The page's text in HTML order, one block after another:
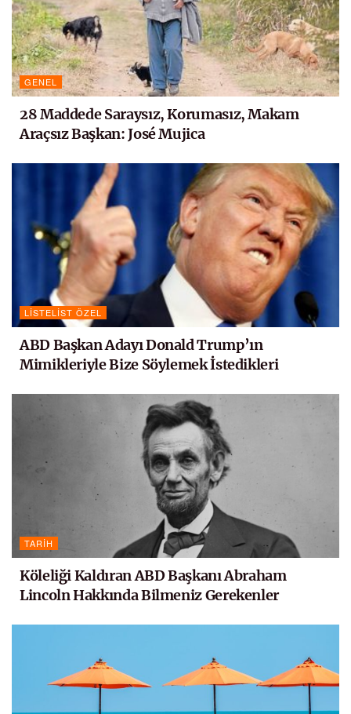
GENEL
28 Maddede Saraysız, Korumasız, Makam
Araçsız Başkan: José Mujica
LISTELIST ÖZEL
ABD Başkan Adayı Donald Trump’ın
Mimikleriyle Bize Söylemek İstedikleri
TARIH
Köleliği Kaldıran ABD Başkanı Abraham
Lincoln Hakkında Bilmeniz Gerekenler